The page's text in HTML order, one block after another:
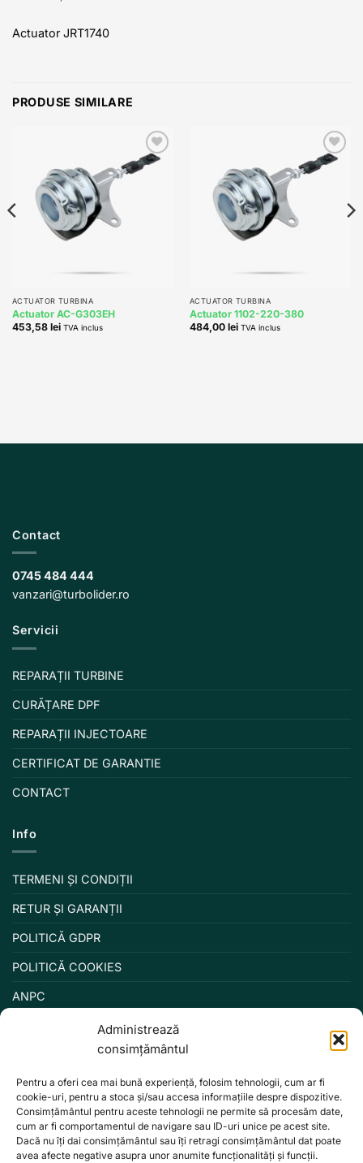
Administrează
consimțământul
Pentru a oferi cea mai bună experiență, folosim tehnologii, cum ar fi
cookie-uri, pentru a stoca și/sau accesa informațiile despre dispozitive.
Consimțământul pentru aceste tehnologii ne permite să procesăm date,
cum ar fi comportamentul de navigare sau ID-uri unice pe acest site.
Dacă nu îți dai consimțământul sau îți retragi consimțământul dat poate
avea afecte negative asupra unor anumite funcționalități și funcții.
Actuator JRT1740
PRODUSE SIMILARE
Add to
wishlist
ACTUATOR TURBINA
Actuator AC-G303EH
453,58 lei TVA inclus
Add to
wishlist
ACTUATOR TURBINA
Actuator 1102-220-380
484,00 lei TVA inclus
Contact
0745 484 444
vanzari@turbolider.ro
Servicii
REPARAȚII TURBINE
CURĂȚARE DPF
REPARAȚII INJECTOARE
CERTIFICAT DE GARANTIE
CONTACT
Info
TERMENI ȘI CONDIȚII
RETUR ȘI GARANȚII
POLITICĂ GDPR
POLITICĂ COOKIES
ANPC